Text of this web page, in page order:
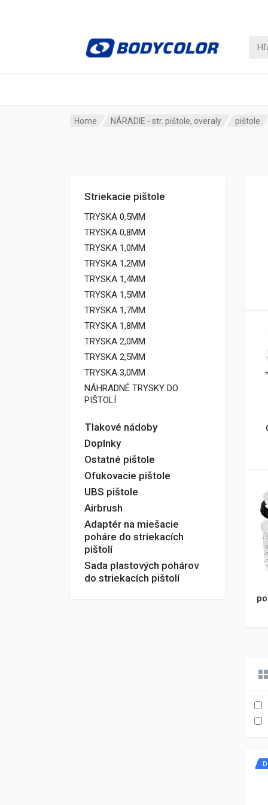
Home NÁRADIE - str. pištole, overaly pištole
Striekacie pištole
TRYSKA 0,5MM
TRYSKA 0,8MM
TRYSKA 1,0MM
TRYSKA 1,2MM
TRYSKA 1,4MM
TRYSKA 1,5MM
TRYSKA 1,7MM
TRYSKA 1,8MM
TRYSKA 2,0MM
TRYSKA 2,5MM
TRYSKA 3,0MM
NÁHRADNÉ TRYSKY DO
PIŠTOLÍ
Tlakové nádoby
Doplnky
Ostatné pištole
Ofukovacie pištole
UBS pištole
Airbrush
Adaptér na miešacie
poháre do striekacích
pištolí
Sada plastových pohárov
do striekacích pištolí